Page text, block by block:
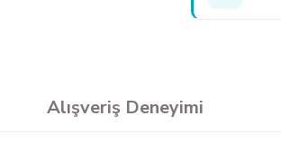
Alışveriş Deneyimi